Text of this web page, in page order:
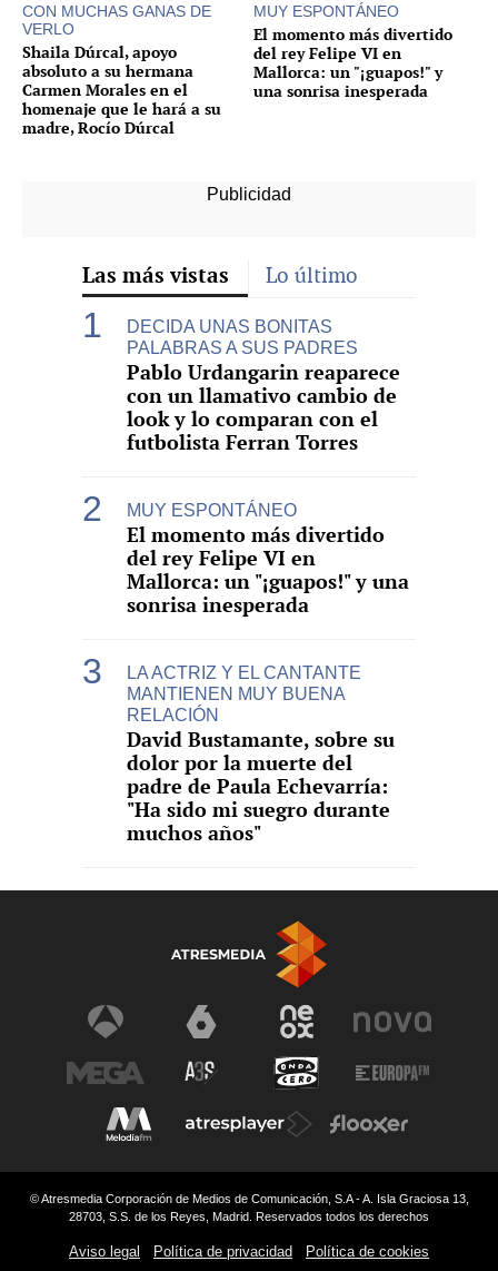
CON MUCHAS GANAS DE
VERLO
Shaila Dúrcal, apoyo
absoluto a su hermana
Carmen Morales en el
homenaje que le hará a su
madre, Rocío Dúrcal
MUY ESPONTÁNEO
El momento más divertido
del rey Felipe VI en
Mallorca: un "¡guapos!" y
una sonrisa inesperada
Las más vistas Lo último
DECIDA UNAS BONITAS
PALABRAS A SUS PADRES
Pablo Urdangarin reaparece
con un llamativo cambio de
look y lo comparan con el
futbolista Ferran Torres
MUY ESPONTÁNEO
El momento más divertido
del rey Felipe VI en
Mallorca: un "¡guapos!" y una
sonrisa inesperada
LA ACTRIZ Y EL CANTANTE
MANTIENEN MUY BUENA
RELACIÓN
David Bustamante, sobre su
dolor por la muerte del
padre de Paula Echevarría:
"Ha sido mi suegro durante
muchos años"
© Atresmedia Corporación de Medios de Comunicación, S.A - A. Isla Graciosa 13,
28703, S.S. de los Reyes, Madrid. Reservados todos los derechos
Aviso legal Política de privacidad Política de cookies